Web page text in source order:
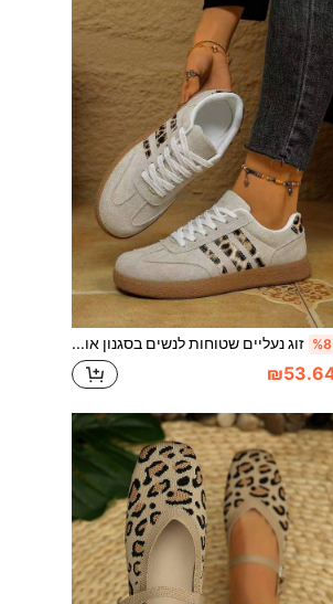
%8 זוג נעליים שטוחות לנשים בסגנון אופנתי עם הדפס נמר וטלאים, סוליית גומי נמוכה, סניקרס ספורטיביות נוחות מעור זמש, רב-שימושיות לכל העונות